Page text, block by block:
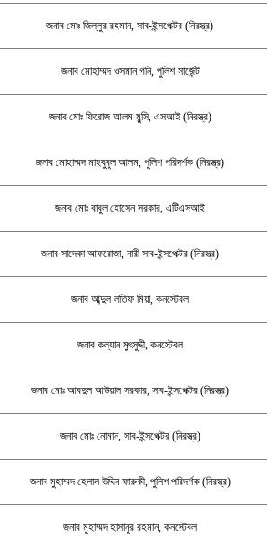
জনাব মোঃ জিল্লুর রহমান, সাব-ইন্সপেক্টর (নিরস্ত্র)
জনাব মোহাম্মদ ওসমান গনি, পুলিশ সার্জেন্ট
জনাব মোঃ ফিরোজ আলম মুন্সি, এসআই (নিরস্ত্র)
জনাব মোহাম্মদ মাহবুবুল আলম, পুলিশ পরিদর্শক (নিরস্ত্র)
জনাব মোঃ বাবুল হোসেন সরকার, এটিএসআই
জনাব সাদেকা আফরোজা, নারী সাব-ইন্সপেক্টর (নিরস্ত্র)
জনাব আব্দুল লতিফ মিয়া, কনস্টেবল
জনাব কল্যান মুৎসুদ্দী, কনস্টেবল
জনাব মোঃ আবদুল আউয়াল সরকার, সাব-ইন্সপেক্টর (নিরস্ত্র)
জনাব মোঃ নোমান, সাব-ইন্সপেক্টর (নিরস্ত্র)
জনাব মুহাম্মদ হেলাল উদ্দিন ফারুকী, পুলিশ পরিদর্শক (নিরস্ত্র)
জনাব মুহাম্মদ হাসানুর রহমান, কনস্টেবল